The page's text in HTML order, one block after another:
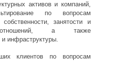
активов и компаний,
по вопросам
собственности, занятости и
отношений, а также
инфраструктуры.
клиентов по вопросам